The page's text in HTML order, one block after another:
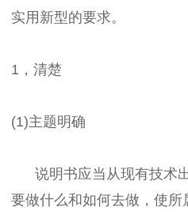
实用新型的要求。
1，清楚
(1)主题明确
说明书应当从现有技术
要做什么和如何去做，使